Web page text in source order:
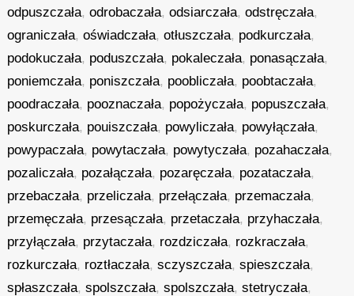
odpuszczała,odrobaczała,odsiarczała,odstręczała,
ograniczała,oświadczała,otłuszczała, podkurczała,
podokuczała, poduszczała, pokaleczała, ponasączała,
poniemczała, poniszczała, poobliczała, poobtaczała,
poodraczała, pooznaczała, popożyczała, popuszczała,
poskurczała, pouiszczała, powyliczała, powyłączała,
powypaczała, powytaczała, powytyczała, pozahaczała,
pozaliczała, pozałączała, pozaręczała, pozataczała,
przebaczała, przeliczała, przełączała, przemaczała,
przemęczała, przesączała, przetaczała, przyhaczała,
przyłączała, przytaczała, rozdziczała, rozkraczała,
rozkurczała, roztłaczała,sczyszczała,spieszczała,
spłaszczała,spolszczała,spolszczała,stetryczała,